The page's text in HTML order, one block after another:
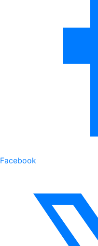
Facebook